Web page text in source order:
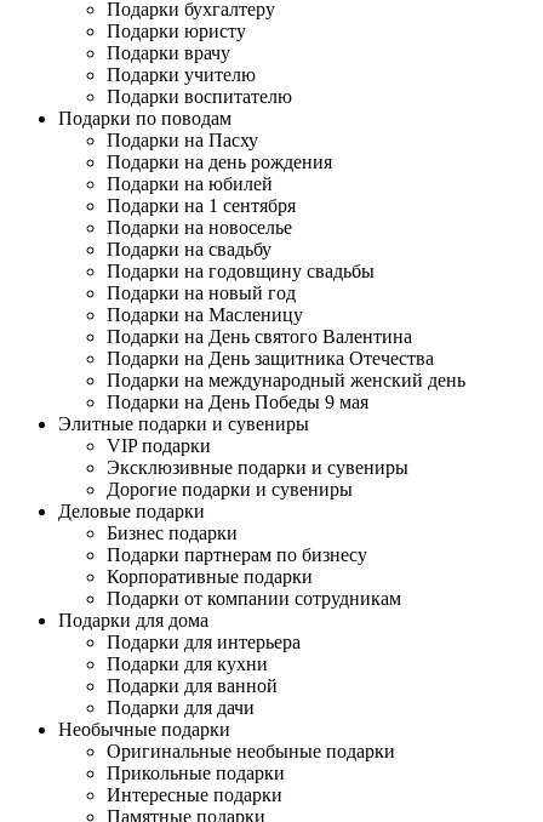
Подарки бухгалтеру
Подарки юристу
Подарки врачу
Подарки учителю
Подарки воспитателю
Подарки по поводам
Подарки на Пасху
Подарки на день рождения
Подарки на юбилей
Подарки на 1 сентября
Подарки на новоселье
Подарки на свадьбу
Подарки на годовщину свадьбы
Подарки на новый год
Подарки на Масленицу
Подарки на День святого Валентина
Подарки на День защитника Отечества
Подарки на международный женский день
Подарки на День Победы 9 мая
Элитные подарки и сувениры
VIP подарки
Эксклюзивные подарки и сувениры
Дорогие подарки и сувениры
Деловые подарки
Бизнес подарки
Подарки партнерам по бизнесу
Корпоративные подарки
Подарки от компании сотрудникам
Подарки для дома
Подарки для интерьера
Подарки для кухни
Подарки для ванной
Подарки для дачи
Необычные подарки
Оригинальные необыные подарки
Прикольные подарки
Интересные подарки
Памятные подарки